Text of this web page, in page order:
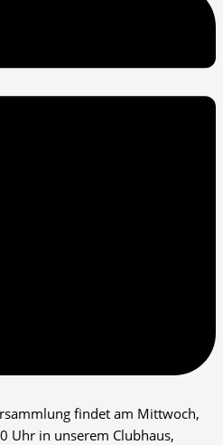
findet am Mittwoch,
Uhr in unserem Clubhaus,